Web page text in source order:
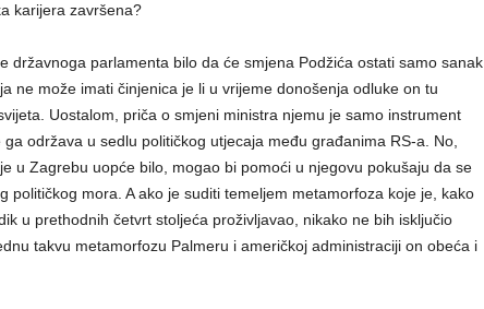
karijera završena?
državnoga parlamenta bilo da će smjena Podžića ostati samo sanak
ne može imati činjenica je li u vrijeme donošenja odluke on tu
Uostalom, priča o smjeni ministra njemu je samo instrument
održava u sedlu političkog utjecaja među građanima RS-a. No,
u Zagrebu uopće bilo, mogao bi pomoći u njegovu pokušaju da se
političkog mora. A ako je suditi temeljem metamorfoza koje je, kako
u prethodnih četvrt stoljeća proživljavao, nikako ne bih isključio
takvu metamorfozu Palmeru i američkoj administraciji on obeća i